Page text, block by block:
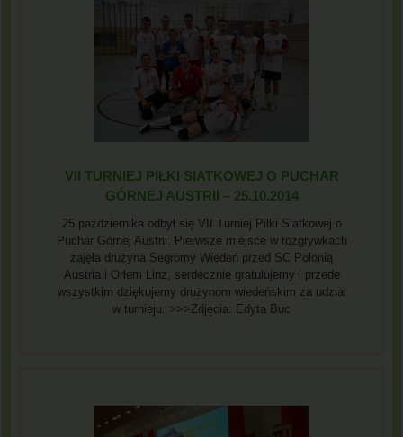
VII TURNIEJ PIŁKI SIATKOWEJ O PUCHAR
GÓRNEJ AUSTRII – 25.10.2014
25 października odbył się VII Turniej Piłki Siatkowej o
Puchar Górnej Austrii. Pierwsze miejsce w rozgrywkach
zajęła drużyna Segromy Wiedeń przed SC Polonią
Austria i Orłem Linz, serdecznie gratulujemy i przede
wszystkim dziękujemy drużynom wiedeńskim za udział
w turnieju. >>>Zdjęcia: Edyta Buc